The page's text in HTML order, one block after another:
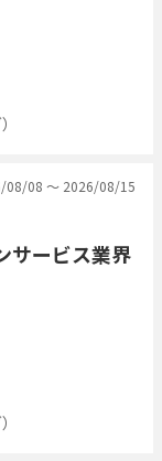
08/08 〜 2026/08/15
サービス業界